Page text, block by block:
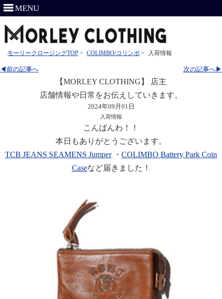
MENU
モーリークロージングTOP > COLIMBO/コリンボ > 入荷情報
次の記事へ▶
◀前の記事へ
【MORLEY CLOTHING】 店主
店舗情報や日常をお伝えしていきます。
2024年09月01日
入荷情報
こんばんわ！！
本日もありがとうございます。
TCB JEANS SEAMENS Jumper・ COLIMBO Battery Park Coin
Caseなど届きました！